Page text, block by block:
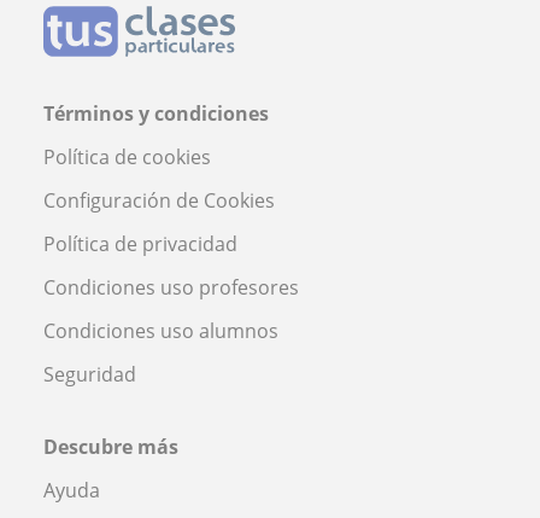
Términos y condiciones
Política de cookies
Configuración de Cookies
Política de privacidad
Condiciones uso profesores
Condiciones uso alumnos
Seguridad
Descubre más
Ayuda